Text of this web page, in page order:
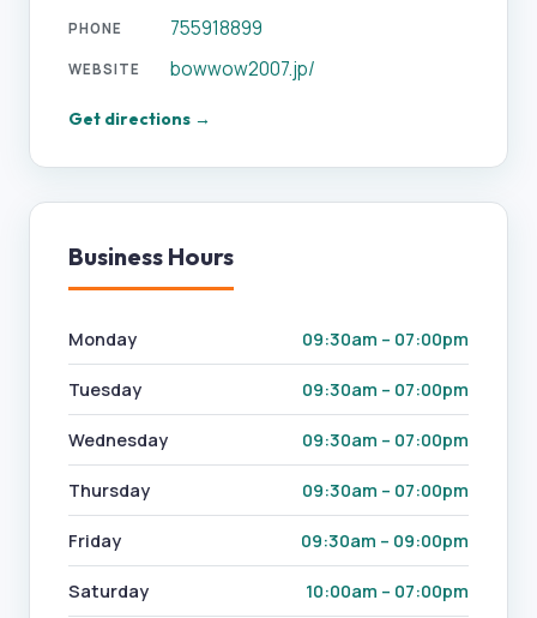
PHONE 755918899
WEBSITE bowwow2007.jp/
Get directions →
Business Hours
Monday 09:30am – 07:00pm
Tuesday 09:30am – 07:00pm
Wednesday 09:30am – 07:00pm
Thursday 09:30am – 07:00pm
Friday 09:30am – 09:00pm
Saturday 10:00am – 07:00pm